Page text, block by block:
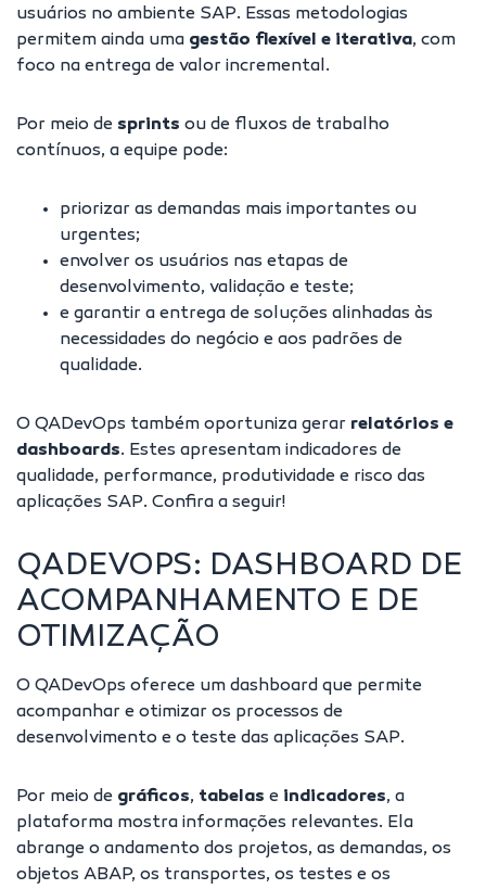
usuários no ambiente SAP. Essas metodologias
permitem ainda uma gestão flexível e iterativa, com
foco na entrega de valor incremental.
Por meio de sprints ou de fluxos de trabalho
contínuos, a equipe pode:
priorizar as demandas mais importantes ou
urgentes;
envolver os usuários nas etapas de
desenvolvimento, validação e teste;
e garantir a entrega de soluções alinhadas às
necessidades do negócio e aos padrões de
qualidade.
O QADevOps também oportuniza gerar relatórios e
dashboards. Estes apresentam indicadores de
qualidade, performance, produtividade e risco das
aplicações SAP. Confira a seguir!
QADEVOPS: DASHBOARD DE
ACOMPANHAMENTO E DE
OTIMIZAÇÃO
O QADevOps oferece um dashboard que permite
acompanhar e otimizar os processos de
desenvolvimento e o teste das aplicações SAP.
Por meio de gráficos, tabelas e indicadores, a
plataforma mostra informações relevantes. Ela
abrange o andamento dos projetos, as demandas, os
objetos ABAP, os transportes, os testes e os